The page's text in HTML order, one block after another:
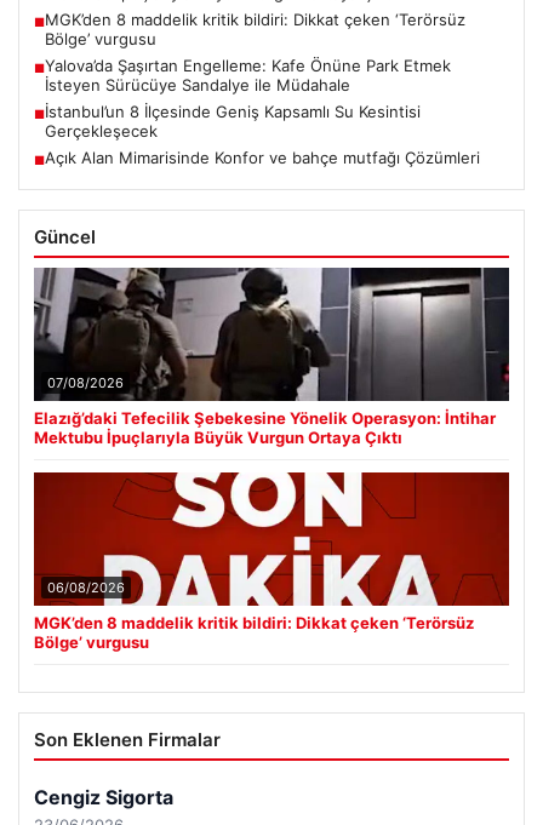
■MGK’den 8 maddelik kritik bildiri: Dikkat çeken ‘Terörsüz
Bölge’ vurgusu
■Yalova’da Şaşırtan Engelleme: Kafe Önüne Park Etmek
İsteyen Sürücüye Sandalye ile Müdahale
■İstanbul’un 8 İlçesinde Geniş Kapsamlı Su Kesintisi
Gerçekleşecek
■Açık Alan Mimarisinde Konfor ve bahçe mutfağı Çözümleri
Güncel
07/08/2026
Elazığ’daki Tefecilik Şebekesine Yönelik Operasyon: İntihar
Mektubu İpuçlarıyla Büyük Vurgun Ortaya Çıktı
06/08/2026
MGK’den 8 maddelik kritik bildiri: Dikkat çeken ‘Terörsüz
Bölge’ vurgusu
Son Eklenen Firmalar